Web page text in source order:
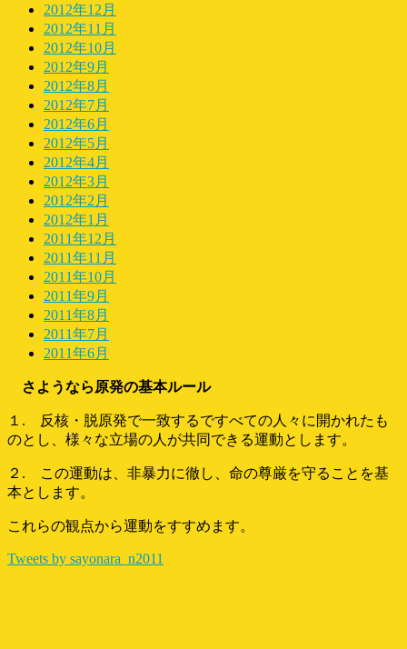
2012年12月
2012年11月
2012年10月
2012年9月
2012年8月
2012年7月
2012年6月
2012年5月
2012年4月
2012年3月
2012年2月
2012年1月
2011年12月
2011年11月
2011年10月
2011年9月
2011年8月
2011年7月
2011年6月
さようなら原発の基本ルール
１. 反核・脱原発で一致するですべての人々に開かれたも
のとし、様々な立場の人が共同できる運動とします。
２. この運動は、非暴力に徹し、命の尊厳を守ることを基
本とします。
これらの観点から運動をすすめます。
Tweets by sayonara_n2011